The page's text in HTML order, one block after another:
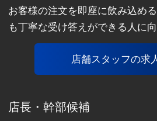
お客様の注文を即座に飲み込め
も丁寧な受け答えができる人に
店舗スタッフの求
店長・幹部候補